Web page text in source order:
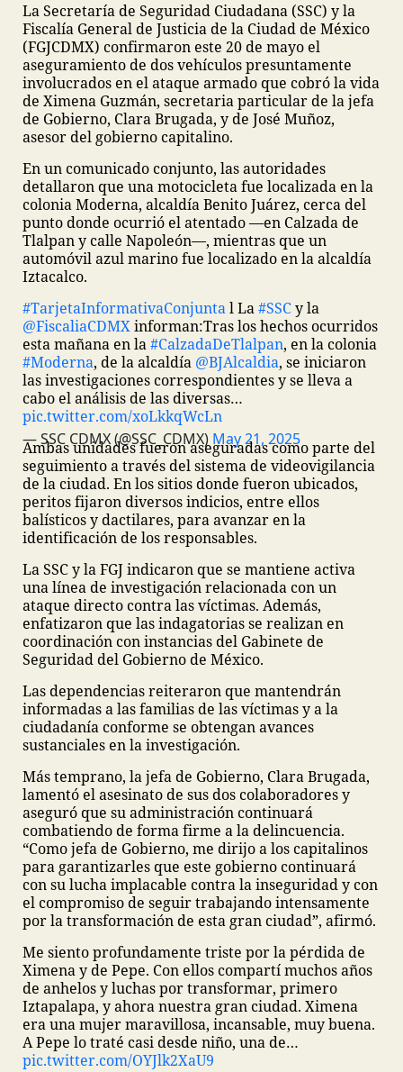
La Secretaría de Seguridad Ciudadana (SSC) y la
Fiscalía General de Justicia de la Ciudad de México
(FGJCDMX) confirmaron este 20 de mayo el
aseguramiento de dos vehículos presuntamente
involucrados en el ataque armado que cobró la vida
de Ximena Guzmán, secretaria particular de la jefa
de Gobierno, Clara Brugada, y de José Muñoz,
asesor del gobierno capitalino.
En un comunicado conjunto, las autoridades
detallaron que una motocicleta fue localizada en la
colonia Moderna, alcaldía Benito Juárez, cerca del
punto donde ocurrió el atentado —en Calzada de
Tlalpan y calle Napoleón—, mientras que un
automóvil azul marino fue localizado en la alcaldía
Iztacalco.
#TarjetaInformativaConjuntal La#SSCy la
@FiscaliaCDMXinforman:Tras los hechos ocurridos
esta mañana en la#CalzadaDeTlalpan, en la colonia
#Moderna, de la alcaldía @BJAlcaldia, se iniciaron
las investigaciones correspondientes y se lleva a
cabo el análisis de las diversas…
pic.twitter.com/xoLkkqWcLn
— SSC CDMX (@SSC_CDMX) May 21, 2025
Ambas unidades fueron aseguradas como parte del
seguimiento a través del sistema de videovigilancia
de la ciudad. En los sitios donde fueron ubicados,
peritos fijaron diversos indicios, entre ellos
balísticos y dactilares, para avanzar en la
identificación de los responsables.
La SSC y la FGJ indicaron que se mantiene activa
una línea de investigación relacionada con un
ataque directo contra las víctimas. Además,
enfatizaron que las indagatorias se realizan en
coordinación con instancias del Gabinete de
Seguridad del Gobierno de México.
Las dependencias reiteraron que mantendrán
informadas a las familias de las víctimas y a la
ciudadanía conforme se obtengan avances
sustanciales en la investigación.
Más temprano, la jefa de Gobierno, Clara Brugada,
lamentó el asesinato de sus dos colaboradores y
aseguró que su administración continuará
combatiendo de forma firme a la delincuencia.
“Como jefa de Gobierno, me dirijo a los capitalinos
para garantizarles que este gobierno continuará
con su lucha implacable contra la inseguridad y con
el compromiso de seguir trabajando intensamente
por la transformación de esta gran ciudad”, afirmó.
Me siento profundamente triste por la pérdida de
Ximena y de Pepe. Con ellos compartí muchos años
de anhelos y luchas por transformar, primero
Iztapalapa, y ahora nuestra gran ciudad. Ximena
era una mujer maravillosa, incansable, muy buena.
A Pepe lo traté casi desde niño, una de…
pic.twitter.com/OYJlk2XaU9